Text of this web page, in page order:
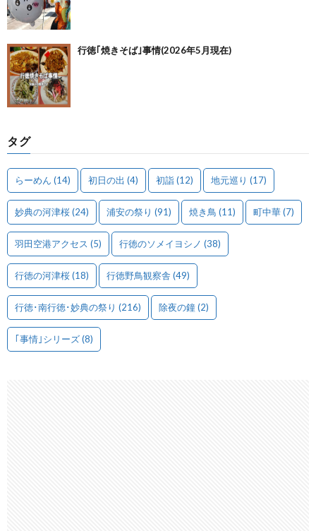
行徳｢焼きそば｣事情(2026年5月現在)
タグ
らーめん (14) 初日の出 (4) 初詣(12) 地元巡り (17)
妙典の河津桜(24) 浦安の祭り (91) 焼き鳥 (11) 町中華(7)
羽田空港アクセス (5) 行徳のソメイヨシノ (38)
行徳の河津桜(18) 行徳野鳥観察舎 (49)
行徳･南行徳･妙典の祭り (216) 除夜の鐘(2)
｢事情｣シリーズ(8)